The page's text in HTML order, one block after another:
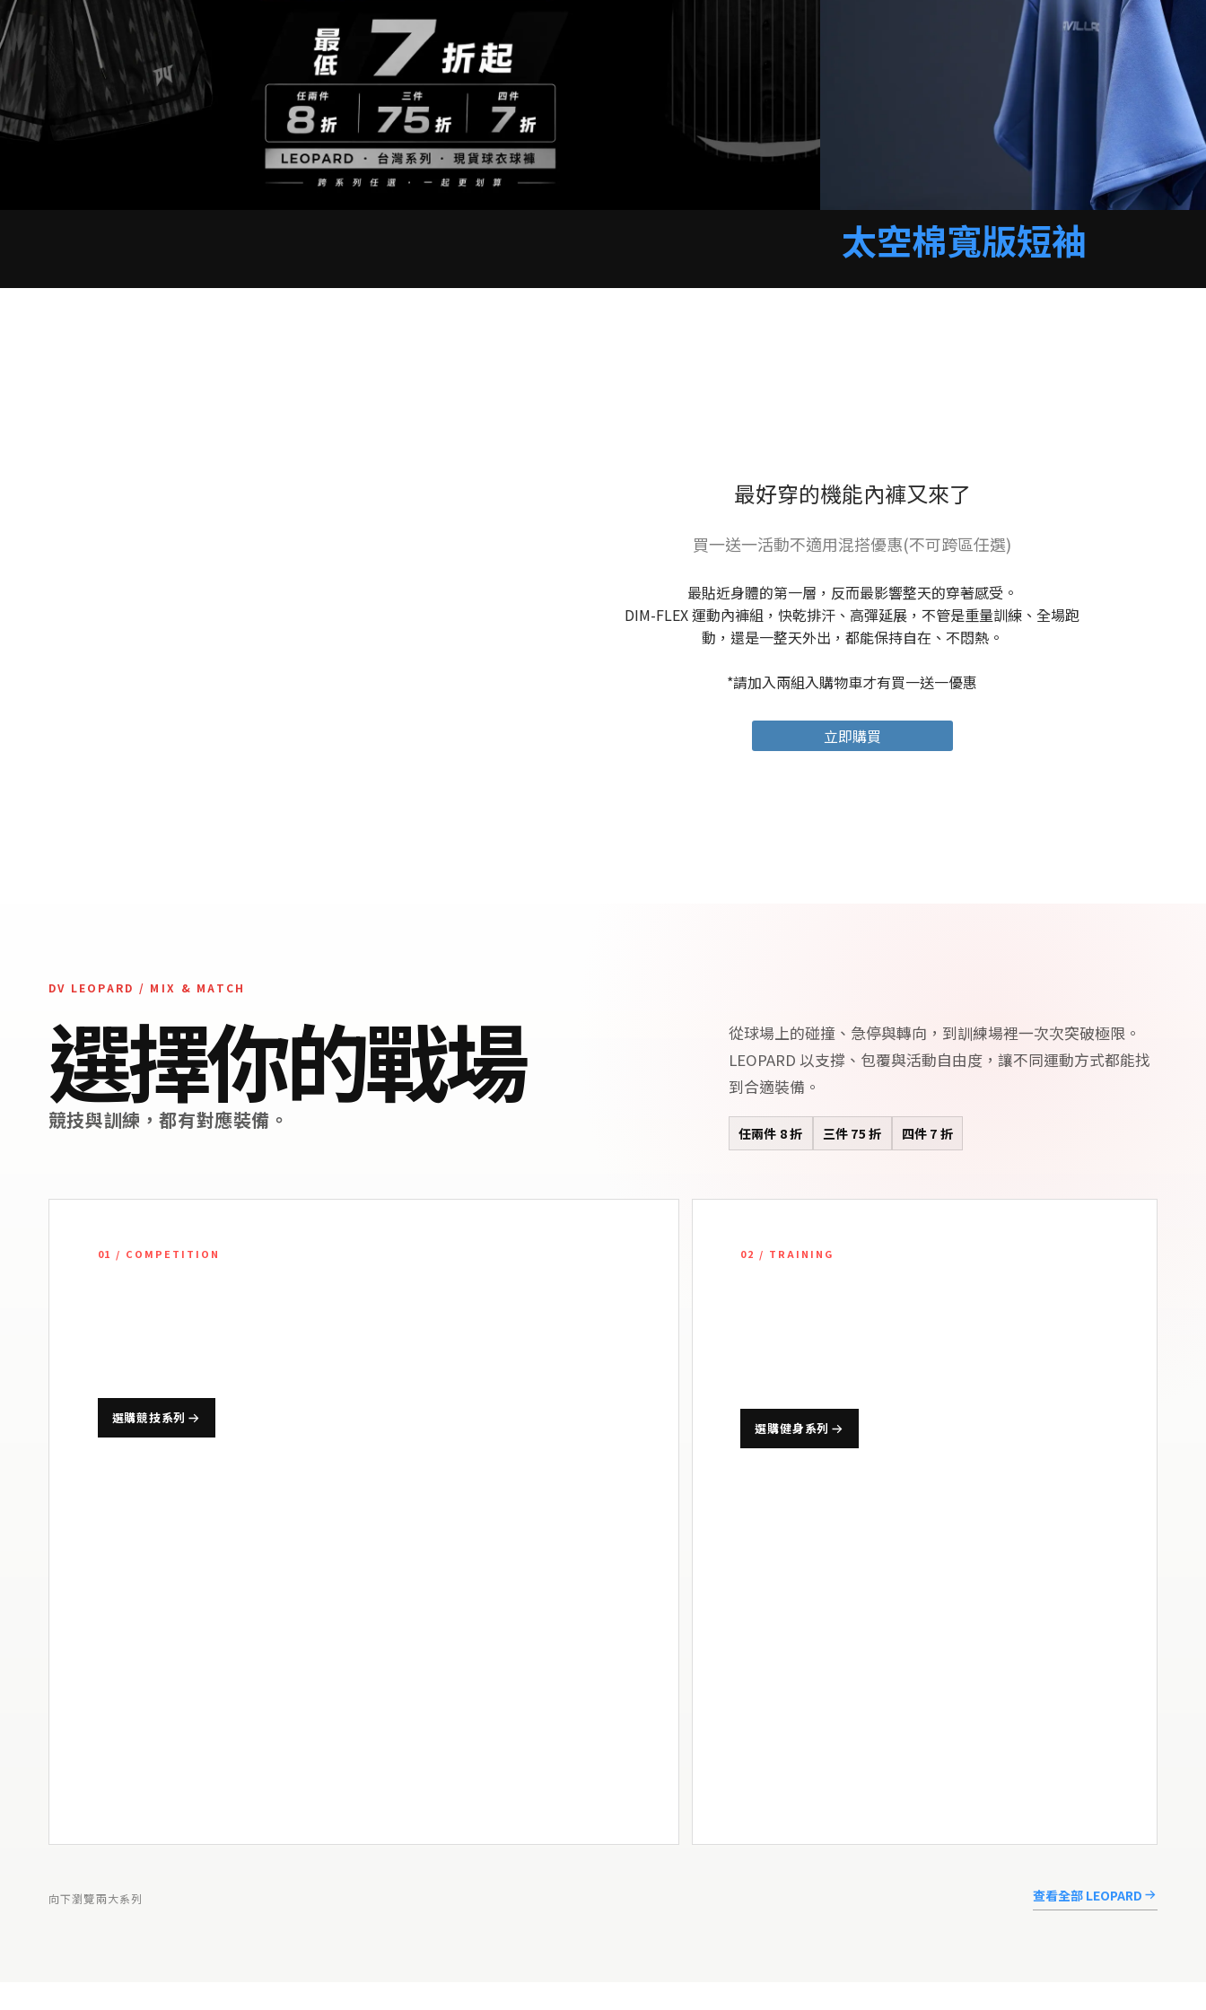
太空棉寬版短袖
最好穿的機能內褲又來了
買一送一活動不適用混搭優惠(不可跨區任選)
最貼近身體的第一層，反而最影響整天的穿著感受。
DIM-FLEX 運動內褲組，快乾排汗、高彈延展，不管是重量訓練、全場跑
動，還是一整天外出，都能保持自在、不悶熱。
*請加入兩組入購物車才有買一送一優惠
立即購買
DV LEOPARD / MIX & MATCH
選擇你的戰場
競技與訓練，都有對應裝備。
從球場上的碰撞、急停與轉向，到訓練場裡一次次突破極限。
LEOPARD 以支撐、包覆與活動自由度，讓不同運動方式都能找
到合適裝備。
任兩件 8 折 三件 75 折 四件 7 折
01 / COMPETITION
選購競技系列
02 / TRAINING
選購健身系列
向下瀏覽兩大系列 查看全部 LEOPARD